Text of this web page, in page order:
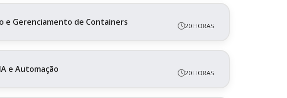
e Gerenciamento de Containers 20 HORAS
e Automação 20 HORAS